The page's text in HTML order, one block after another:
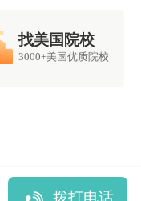
找美国院校
3000+美国优质院校
拨打电话